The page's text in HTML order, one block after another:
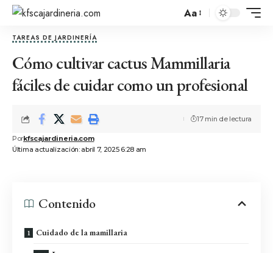
Aa
TAREAS DE JARDINERÍA
Cómo cultivar cactus Mammillaria
fáciles de cuidar como un profesional
Última actualización: abril 7, 2025 6:28 am
Porkfscajardineria.com
17 min de lectura
Contenido
Cuidado de la mamillaria